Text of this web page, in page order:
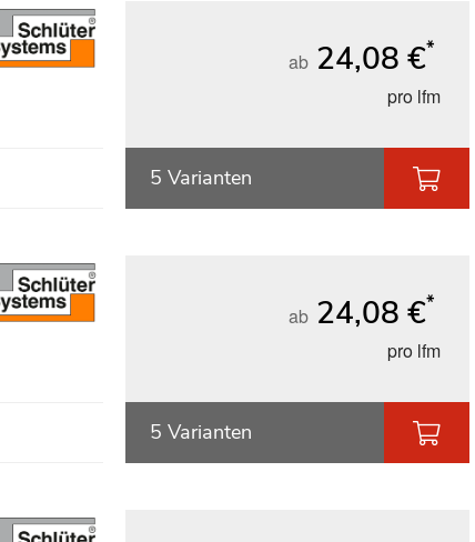
ab 24,08 €*
pro lfm
5 Varianten
ab 24,08 €*
pro lfm
5 Varianten